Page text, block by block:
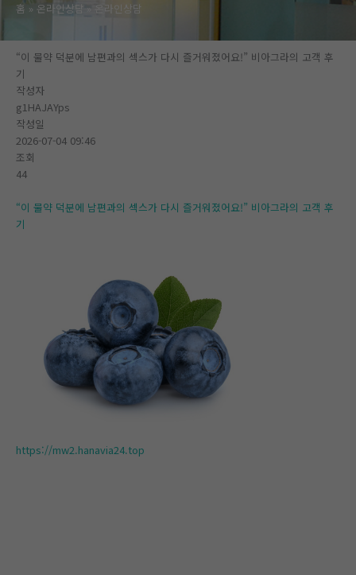
홈
온라인상담 온라인상담
“이 물약 덕분에 남편과의 섹스가 다시 즐거워졌어요!” 비아그라의 고객 후
기
작성자
g1HAJAYps
작성일
2026-07-04 09:46
조회
44
“이 물약 덕분에 남편과의 섹스가 다시 즐거워졌어요!” 비아그라의 고객 후
기
https://mw2.hanavia24.top